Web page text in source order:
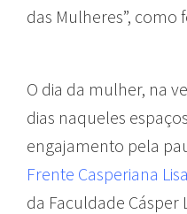
das Mulheres”, como
O dia da mulher, na
dias naqueles
engajamento pela
Frente Casperiana
da Faculdade